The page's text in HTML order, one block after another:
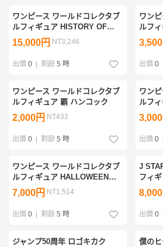
ワンピース ワールドコレクタブ
ルフィギュア HISTORY OF
SABO ハック
15,000円 NT3,246
出價 0 剩餘 5 時
ワン
ルフ
出價 0
ワンピース ワールドコレクタブ
ルフィギュア 覇 ハンコック
2,000円 NT432
出價 0 剩餘 5 時
ワン
ルフ
20TH
出價 0
ワンピース ワールドコレクタブ
ルフィギュア HALLOWEEN
SPECIAL(ハロウィンSP) リュ
ーマ
7,000円 NT1,514
出價 0 剩餘 5 時
J
フィ
ンプコ
出價 0
ジャンプ50周年 ロゴキカク
僕の